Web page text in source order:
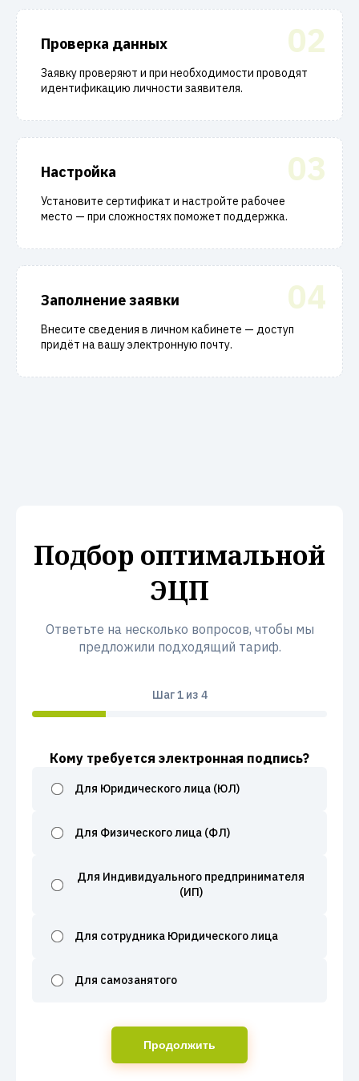
02
Проверка данных
Заявку проверяют и при необходимости проводят
идентификацию личности заявителя.
03
Настройка
Установите сертификат и настройте рабочее
место — при сложностях поможет поддержка.
04
Заполнение заявки
Внесите сведения в личном кабинете — доступ
придёт на вашу электронную почту.
Подбор оптимальной
ЭЦП
Ответьте на несколько вопросов, чтобы мы
предложили подходящий тариф.
Шаг1из 4
Кому требуется электронная подпись?
Для Юридического лица (ЮЛ)
Для Физического лица (ФЛ)
Для Индивидуального предпринимателя
(ИП)
Для сотрудника Юридического лица
Для самозанятого
Продолжить